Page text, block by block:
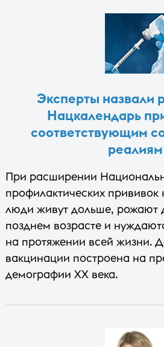
Эксперты назвали
Нацкалендарь
соответствующим
реалиям
При расширении
профилактических прививок
люди живут дольше, рожают
позднем возрасте и
на протяжении всей жизни.
вакцинации построена на
демографии XX века.